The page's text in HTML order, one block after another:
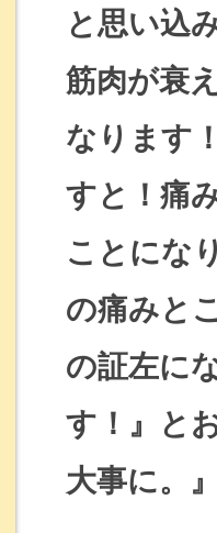
と思い込
筋肉が衰
なります
すと！痛
ことにな
の痛みと
の証左に
す！』と
大事に。